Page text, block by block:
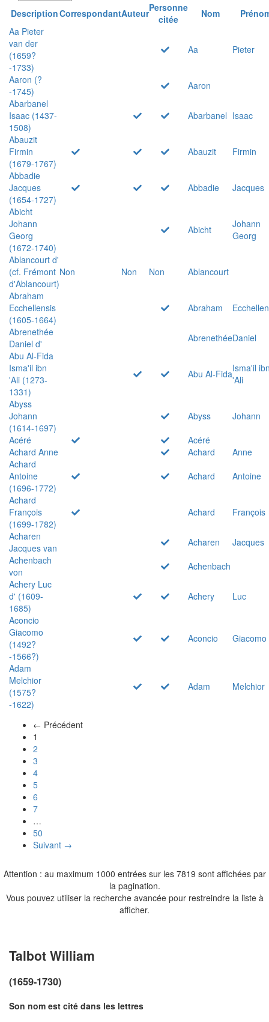
DescriptionCorrespondantAuteurPersonne
citée
Nom
Aa Pieter
van der
(1659?
-1733)
Aa Pieter
Aaron (?
-1745)
Aaron
Abarbanel
Isaac (1437-
1508)
Abarbanel Isaac
Abauzit
Firmin
(1679-1767)
Abauzit
Firmin
Abbadie
Jacques
(1654-1727)
Abbadie
Jacques
Abicht
Johann
Georg
(1672-1740)
Abicht
Johann
Georg
Ablancourt d'
(cf. Frémont
d'Ablancourt)
Non Non Non
Ablancourt
Abraham
Ecchellensis
(1605-1664)
Abraham
Abrenethée
Daniel d'
AbrenethéeDaniel
Abu Al-Fida
Isma'il ibn
'Ali (1273-
1331)
Abu Al-FidaIsma'il
'Ali
Abyss
Johann
(1614-1697)
Abyss
Johann
Acéré
Acéré
Achard Anne
Achard
Anne
Achard
Antoine
(1696-1772)
Achard
Antoine
Achard
François
(1699-1782)
Achard
François
Acharen
Jacques van
Acharen
Jacques
Achenbach
von
Achenbach
Achery Luc
d' (1609-
1685)
Achery
Luc
Aconcio
Giacomo
(1492?
-1566?)
Aconcio Giacomo
Adam
Melchior
(1575?
-1622)
Adam Melchior
← Précédent
1
2
3
4
5
6
7
…
50
Suivant →
Attention : au maximum 1000 entrées sur les 7819 sont affichées par
la pagination.
Vous pouvez utiliser la recherche avancée pour restreindre la liste à
afficher.
Talbot William
(1659-1730)
Son nom est cité dans les lettres